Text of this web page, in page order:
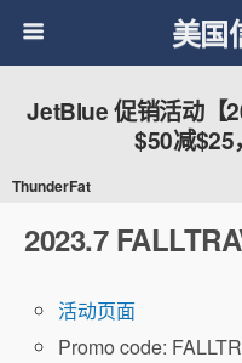
美国
JetBlue 促销活动【
$50减$25
ThunderFat
2023.7
活动页面
Promo code: